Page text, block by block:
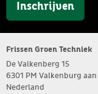
Inschrijven
Frissen Groen Techniek
De Valkenberg 15
6301 PM Valkenburg
Nederland